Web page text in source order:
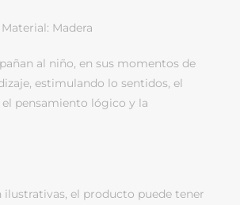
Material: Madera
al niño, en sus momentos de
estimulando lo sentidos, el
pensamiento lógico y la
ilustrativas, el producto puede tener